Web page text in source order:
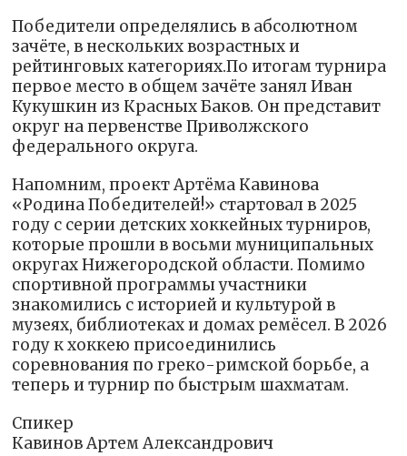
Победители определялись в абсолютном
зачёте, в нескольких возрастных и
рейтинговых категориях.По итогам турнира
первое место в общем зачёте занял Иван
Кукушкин из Красных Баков. Он представит
округ на первенстве Приволжского
федерального округа.
Напомним, проект Артёма Кавинова
«Родина Победителей!» стартовал в 2025
году с серии детских хоккейных турниров,
которые прошли в восьми муниципальных
округах Нижегородской области. Помимо
спортивной программы участники
знакомились с историей и культурой в
музеях, библиотеках и домах ремёсел. В 2026
году к хоккею присоединились
соревнования по греко-римской борьбе, а
теперь и турнир по быстрым шахматам.
Спикер
Кавинов Артем Александрович